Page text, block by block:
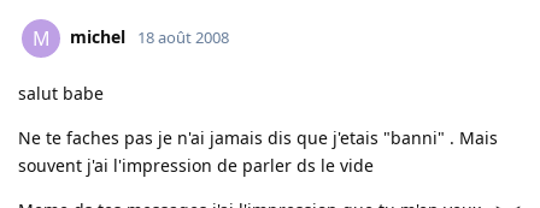
M michel 18 août 2008
salut babe
Ne te faches pas je n'ai jamais dis que j'etais "banni" . Mais
souvent j'ai l'impression de parler ds le vide